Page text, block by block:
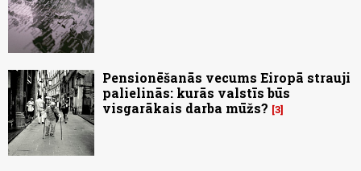
Pensionēšanās vecums Eiropā strauji
palielinās: kurās valstīs būs
visgarākais darba mūžs? 3